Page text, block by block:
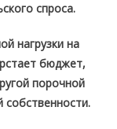
спроса.
нагрузки на
бюджет,
порочной
собственности.